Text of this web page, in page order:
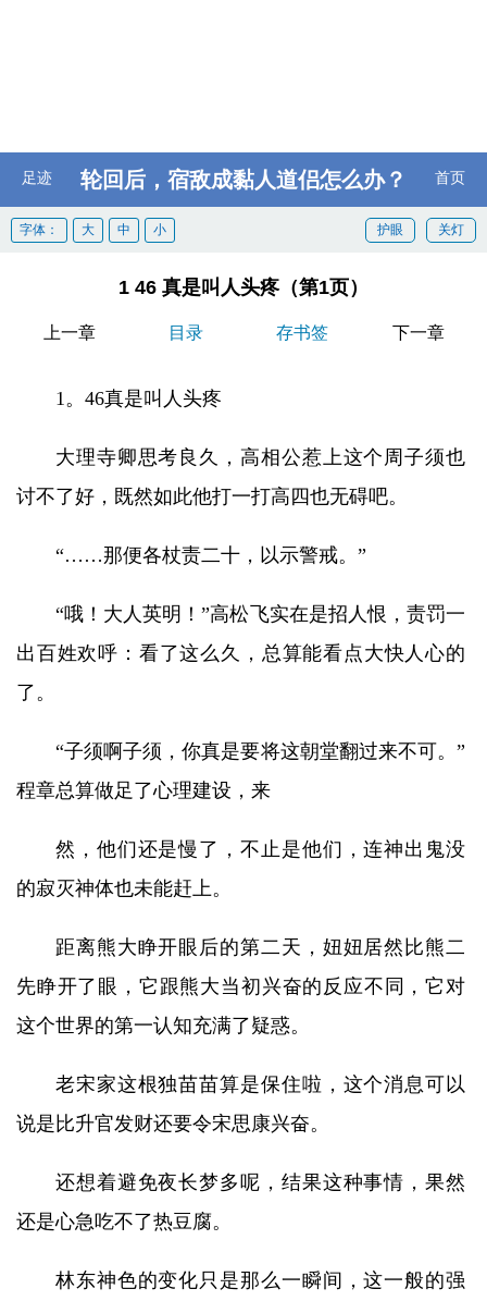
足迹 轮回后，宿敌成黏人道侣怎么办？ 首页
关灯
护眼
字体： 大 中 小
1 46 真是叫人头疼（第1页）
上一章 目录 存书签 下一章
1。46真是叫人头疼
大理寺卿思考良久，高相公惹上这个周子须也
讨不了好，既然如此他打一打高四也无碍吧。
“……那便各杖责二十，以示警戒。”
“哦！大人英明！”高松飞实在是招人恨，责罚一
出百姓欢呼：看了这么久，总算能看点大快人心的
了。
“子须啊子须，你真是要将这朝堂翻过来不可。”
程章总算做足了心理建设，来
然，他们还是慢了，不止是他们，连神出鬼没
的寂灭神体也未能赶上。
距离熊大睁开眼后的第二天，妞妞居然比熊二
先睁开了眼，它跟熊大当初兴奋的反应不同，它对
这个世界的第一认知充满了疑惑。
老宋家这根独苗苗算是保住啦，这个消息可以
说是比升官发财还要令宋思康兴奋。
还想着避免夜长梦多呢，结果这种事情，果然
还是心急吃不了热豆腐。
林东神色的变化只是那么一瞬间，这一般的强